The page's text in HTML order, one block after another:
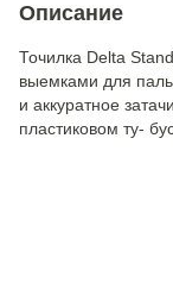
Описание
Точилка Delta
выемками для
и аккуратное
пластиковом ту-